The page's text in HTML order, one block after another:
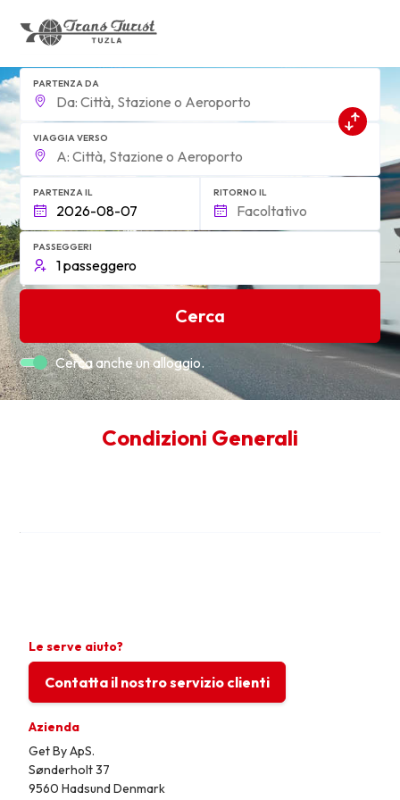
PARTENZA DA
VIAGGIA VERSO
PARTENZA IL RITORNO IL
PASSEGGERI
Cerca
Cerca anche un alloggio.
Condizioni Generali
Le serve aiuto?
Contatta il nostro servizio clienti
Azienda
Get By ApS.
Sønderholt 37
9560 Hadsund Denmark